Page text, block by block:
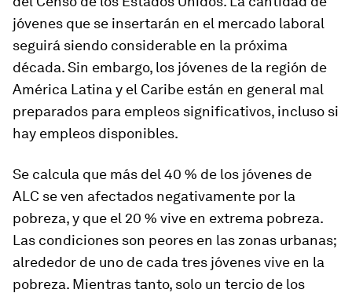
jóvenes que se insertarán en el mercado laboral
seguirá siendo considerable en la próxima
década. Sin embargo, los jóvenes de la región de
América Latina y el Caribe están en general mal
preparados para empleos significativos, incluso si
hay empleos disponibles.
Se calcula que más del 40 % de los jóvenes de
ALC se ven afectados negativamente por la
pobreza, y que el 20 % vive en extrema pobreza.
Las condiciones son peores en las zonas urbanas;
alrededor de uno de cada tres jóvenes vive en la
pobreza. Mientras tanto, solo un tercio de los